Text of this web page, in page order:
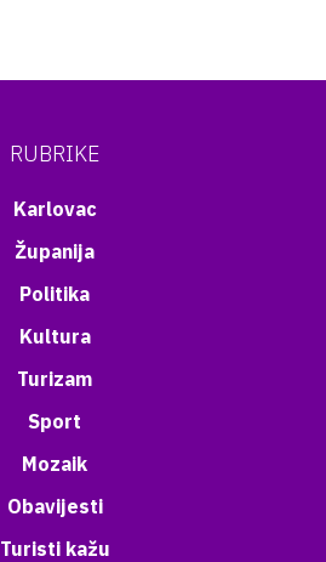
RUBRIKE
Karlovac
Županija
Politika
Kultura
Turizam
Sport
Mozaik
Obavijesti
Turisti kažu